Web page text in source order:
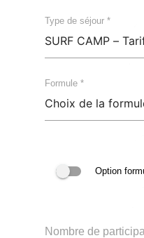
Type de séjour *
Formule *
Option
Nombre de